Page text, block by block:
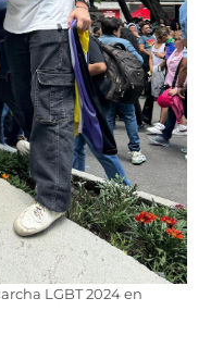
LGBT 2024 en